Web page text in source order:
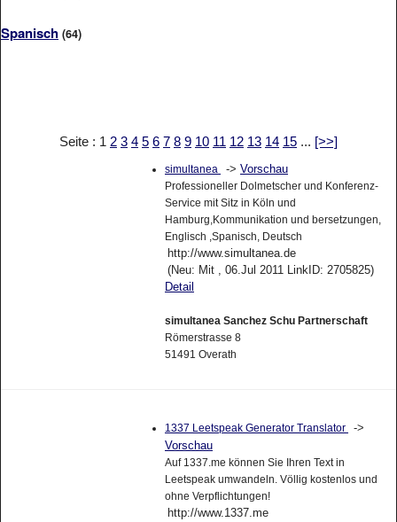
Spanisch (64)
Seite : 1 2 3 4 5 6 7 8 9 10 11 12 13 14 15 ... [>>]
simultanea -> Vorschau
Professioneller Dolmetscher und Konferenz-
Service mit Sitz in Köln und
Hamburg,Kommunikation und bersetzungen,
Englisch ,Spanisch, Deutsch
http://www.simultanea.de
(Neu: Mit , 06.Jul 2011 LinkID: 2705825)
Detail
simultanea Sanchez Schu Partnerschaft
Römerstrasse 8
51491 Overath
1337 Leetspeak Generator Translator
->
Vorschau
Auf 1337.me können Sie Ihren Text in
Leetspeak umwandeln. Völlig kostenlos und
ohne Verpflichtungen!
http://www.1337.me